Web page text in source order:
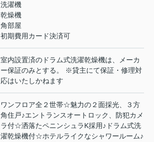
洗濯機
乾燥機
角部屋
初期費用カード決済可
室内設置済のドラム式洗濯乾燥機は、メーカ
ー保証のみとする。 ※貸主にて保証・修理対
応はいたしかねます
ワンフロア全２世帯☆魅力の２面採光、３方
角住戸♪エントランスオートロック、防犯カメ
ラ付☆洒落たペニンシュラK採用♪ドラム式洗
濯乾燥機付☆ホテルライクなシャワールーム♪